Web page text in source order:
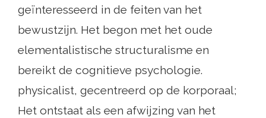
geïnteresseerd in de feiten van het
bewustzijn. Het begon met het oude
elementalistische structuralisme en
bereikt de cognitieve psychologie.
physicalist, gecentreerd op de korporaal;
Het ontstaat als een afwijzing van het